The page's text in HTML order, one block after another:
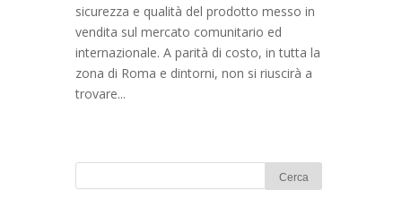
sicurezza e qualità del prodotto messo in
vendita sul mercato comunitario ed
internazionale. A parità di costo, in tutta la
zona di Roma e dintorni, non si riuscirà a
trovare...